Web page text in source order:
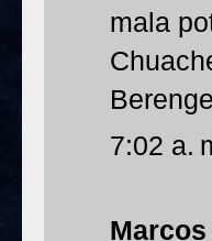
mala
7:02 a.